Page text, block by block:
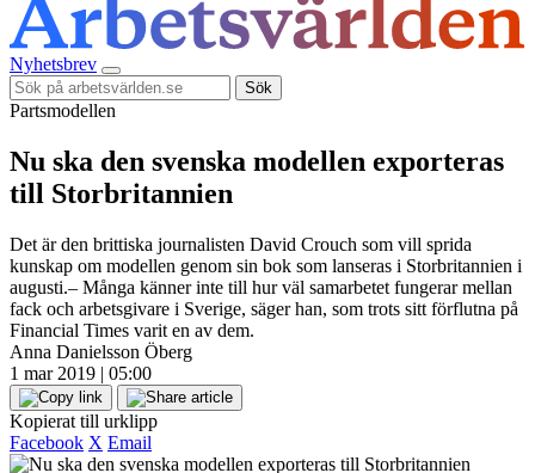
Nyhetsbrev
Sök
Partsmodellen
Nu ska den svenska modellen exporteras
till Storbritannien
Det är den brittiska journalisten David Crouch som vill sprida
kunskap om modellen genom sin bok som lanseras i Storbritannien i
augusti.– Många känner inte till hur väl samarbetet fungerar mellan
fack och arbetsgivare i Sverige, säger han, som trots sitt förflutna på
Financial Times varit en av dem.
Anna Danielsson Öberg
1 mar 2019 | 05:00
Kopierat till urklipp
Facebook X Email